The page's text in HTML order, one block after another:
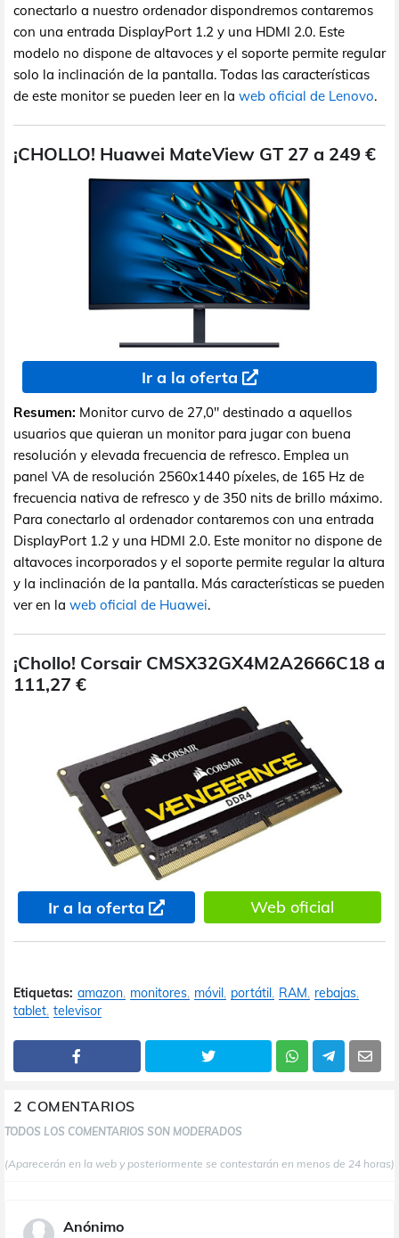
conectarlo a nuestro ordenador dispondremos contaremos
con una entrada DisplayPort 1.2 y una HDMI 2.0. Este
modelo no dispone de altavoces y el soporte permite regular
solo la inclinación de la pantalla. Todas las características
de este monitor se pueden leer en la web oficial de Lenovo.
¡CHOLLO! Huawei MateView GT 27 a 249 €
Ir a la oferta
Resumen: Monitor curvo de 27,0" destinado a aquellos
usuarios que quieran un monitor para jugar con buena
resolución y elevada frecuencia de refresco. Emplea un
panel VA de resolución 2560x1440 píxeles, de 165 Hz de
frecuencia nativa de refresco y de 350 nits de brillo máximo.
Para conectarlo al ordenador contaremos con una entrada
DisplayPort 1.2 y una HDMI 2.0. Este monitor no dispone de
altavoces incorporados y el soporte permite regular la altura
y la inclinación de la pantalla. Más características se pueden
ver en la web oficial de Huawei.
¡Chollo! Corsair CMSX32GX4M2A2666C18 a
111,27 €
Ir a la oferta Web oficial
Etiquetas: amazon monitores móvil portátil RAM rebajas
tablet televisor
2 COMENTARIOS
TODOS LOS COMENTARIOS SON MODERADOS
(Aparecerán en la web y posteriormente se contestarán en menos de 24 horas)
Anónimo